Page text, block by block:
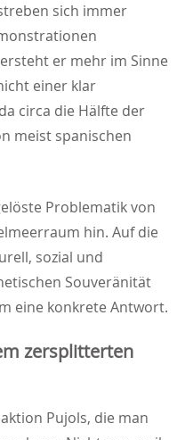
sich immer
er mehr im Sinne
einer klar
circa die Hälfte der
meist spanischen
Problematik von
hin. Auf die
sozial und
Souveränität
eine konkrete Antwort.
zersplitterten
Pujols, die man